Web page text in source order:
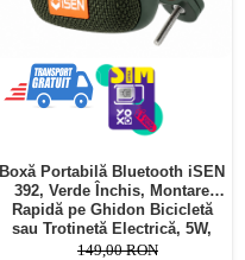
Boxă Portabilă Bluetooth iSEN
392, Verde Închis, Montare
Rapidă pe Ghidon Bicicletă
sau Trotinetă Electrică, 5W,
TWS, Bluetooth 5.3, IPX5,
149,00 RON